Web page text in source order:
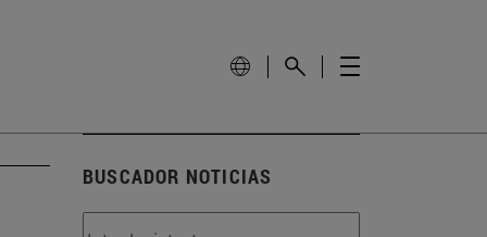
BUSCADOR NOTICIAS